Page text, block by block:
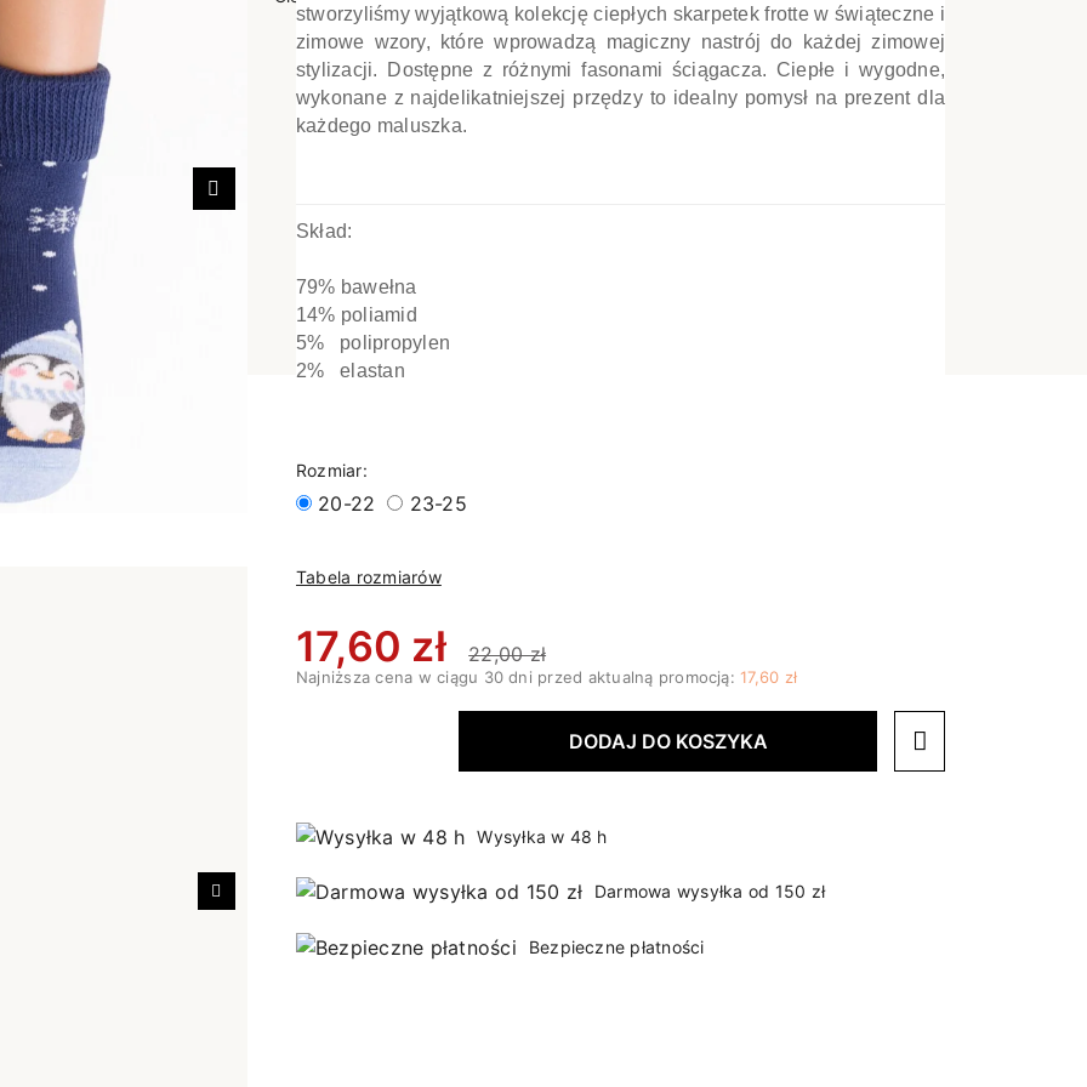
NOWOŚCI
XL
Antypoślizgowe
Ciepłe
Do spania
Sportowe
Ciepłe
JednokoloroweNastępny
Następny
stworzyliśmy wyjątkową kolekcję ciepłych skarpetek frotte w świąteczne i
zimowe wzory, które wprowadzą magiczny nastrój do każdej zimowej
stylizacji. Dostępne z różnymi fasonami ściągacza. Ciepłe i wygodne,
wykonane z najdelikatniejszej przędzy to idealny pomysł na prezent dla
każdego maluszka.
Skład:
79% bawełna
14% poliamid
5% polipropylen
2% elastan
Rozmiar:
20-22 23-25
Tabela rozmiarów
17,60 zł 22,00 zł
Najniższa cena w ciągu 30 dni przed aktualną promocją:17,60 zł
DODAJ DO KOSZYKA
Wysyłka w 48 h
Darmowa wysyłka od 150 zł
Bezpieczne płatności